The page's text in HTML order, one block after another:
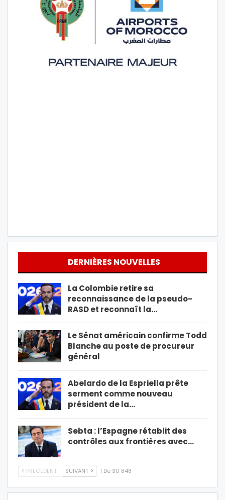
DERNIÈRES NOUVELLES
La Colombie retire sa
reconnaissance de la pseudo-
RASD et reconnaît la…
Le Sénat américain confirme Todd
Blanche au poste de procureur
général
Abelardo de la Espriella prête
serment comme nouveau
président de la…
Sebta : l’Espagne rétablit des
contrôles aux frontières avec…
PRÉCÉDENT SUIVANT 1 De 30 848